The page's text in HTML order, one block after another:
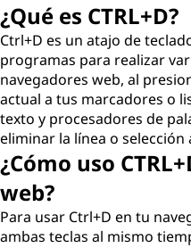
¿Qué es CTRL+D?
Ctrl+D es un atajo de
programas para realizar
navegadores web, al
actual a tus marcadores o
texto y procesadores de
eliminar la línea o selección
¿Cómo uso
web?
Para usar Ctrl+D en tu
ambas teclas al mismo